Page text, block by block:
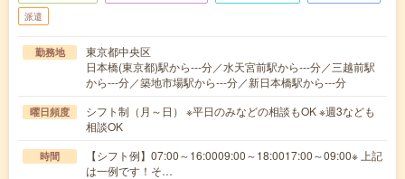
派遣
勤務地
東京都中央区
日本橋(東京都)駅から---分／水天宮前駅から---分／三越前駅
から---分／築地市場駅から---分／新日本橋駅から---分
曜日頻度
シフト制（月～日） ※平日のみなどの相談もOK ※週3なども
相談OK
時間
【シフト例】07:00～16:0009:00～18:0017:00～09:00※ 上記
は一例です！そ…